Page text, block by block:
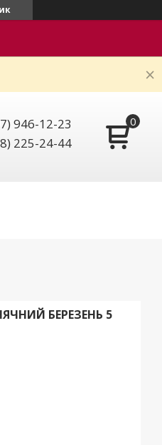
946-12-23
225-24-44
БЕРЕЗЕНЬ 5